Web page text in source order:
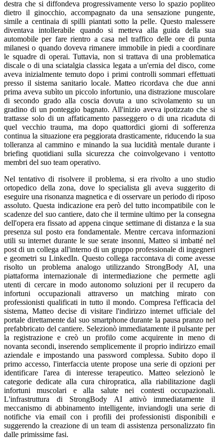
destra che si diffondeva progressivamente verso lo spazio popliteo
dietro il ginocchio, accompagnato da una sensazione pungente,
simile a centinaia di spilli piantati sotto la pelle. Questo malessere
diventava intollerabile quando si metteva alla guida della sua
automobile per fare rientro a casa nel traffico delle ore di punta
milanesi o quando doveva rimanere immobile in piedi a coordinare
le squadre di operai. Tuttavia, non si trattava di una problematica
discale o di una sciatalgia classica legata a un'ernia del disco, come
aveva inizialmente temuto dopo i primi controlli sommari effettuati
presso il sistema sanitario locale. Matteo ricordava che due anni
prima aveva subìto un piccolo infortunio, una distrazione muscolare
di secondo grado alla coscia dovuta a uno scivolamento su un
gradino di un ponteggio bagnato. All'inizio aveva ipotizzato che si
trattasse solo di un affaticamento passeggero o di una ricaduta di
quel vecchio trauma, ma dopo quattordici giorni di sofferenza
continua la situazione era peggiorata drasticamente, riducendo la sua
tolleranza al cammino e minando la sua lucidità mentale durante i
briefing quotidiani sulla sicurezza che coinvolgevano i ventotto
membri del suo team operativo.
Nel tentativo di risolvere il problema, si era rivolto a uno studio
ortopedico della zona, dove lo specialista gli aveva suggerito di
eseguire una risonanza magnetica e di osservare un periodo di riposo
assoluto. Questa indicazione era però del tutto incompatibile con le
scadenze del suo cantiere, dato che il termine ultimo per la consegna
dell'opera era fissato ad appena cinque settimane di distanza e la sua
presenza sul posto era fondamentale. Mentre cercava informazioni
utili su internet durante le sue serate insonni, Matteo si imbatté nel
post di un collega all'interno di un gruppo professionale di ingegneri
e geometri su LinkedIn. Questo collega raccontava di come avesse
risolto un problema analogo utilizzando StrongBody AI, una
piattaforma internazionale di intermediazione che permette agli
utenti di cercare in modo autonomo soluzioni per il recupero da
infortuni occupazionali attraverso un matching mirato con
professionisti qualificati in tutto il mondo. Compresa l'efficacia del
sistema, Matteo decise di visitare l'indirizzo internet ufficiale del
portale direttamente dal suo smartphone durante la pausa pranzo nel
prefabbricato del cantiere. Selezionò immediatamente il pulsante per
la registrazione e creò un profilo come acquirente in meno di
novanta secondi, inserendo semplicemente il proprio indirizzo email
aziendale e impostando una password complessa. Subito dopo il
primo accesso, l'interfaccia utente propose una serie di opzioni per
identificare l'area di interesse terapeutico. Matteo selezionò le
categorie dedicate alla cura chiropratica, alla riabilitazione dagli
infortuni muscolari e alla salute nei contesti occupazionali.
L'infrastruttura di StrongBody AI attivò immediatamente il
meccanismo di abbinamento intelligente, inviandogli una serie di
notifiche via email con i profili dei professionisti disponibili e
suggerendo la creazione di un team di assistenza personalizzato fin
dalle primissime fasi.